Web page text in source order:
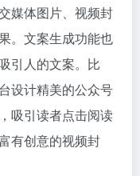
媒体图片、视频封
。文案生成功能也
引人的文案。比
设计精美的公众号
吸引读者点击阅读
有创意的视频封